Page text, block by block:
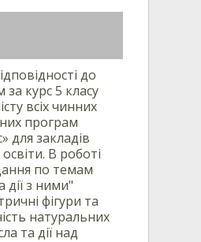
до
курс 5 класу
всіх чинних
програм
для закладів
В роботі
по темам
дії з ними"
фігури та
натуральних
та дії над